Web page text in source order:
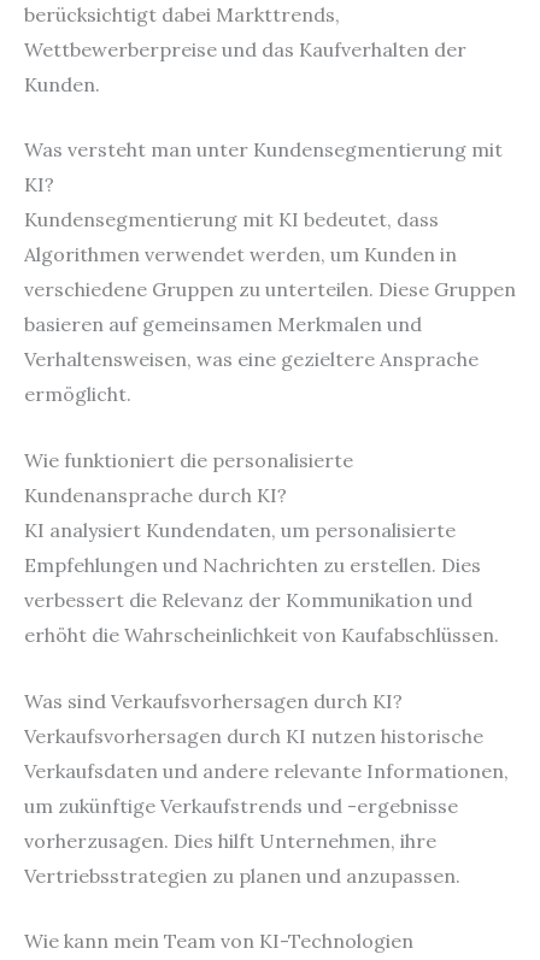
berücksichtigt dabei Markttrends,
Wettbewerberpreise und das Kaufverhalten der
Kunden.
Was versteht man unter Kundensegmentierung mit
KI?
Kundensegmentierung mit KI bedeutet, dass
Algorithmen verwendet werden, um Kunden in
verschiedene Gruppen zu unterteilen. Diese Gruppen
basieren auf gemeinsamen Merkmalen und
Verhaltensweisen, was eine gezieltere Ansprache
ermöglicht.
Wie funktioniert die personalisierte
Kundenansprache durch KI?
KI analysiert Kundendaten, um personalisierte
Empfehlungen und Nachrichten zu erstellen. Dies
verbessert die Relevanz der Kommunikation und
erhöht die Wahrscheinlichkeit von Kaufabschlüssen.
Was sind Verkaufsvorhersagen durch KI?
Verkaufsvorhersagen durch KI nutzen historische
Verkaufsdaten und andere relevante Informationen,
um zukünftige Verkaufstrends und -ergebnisse
vorherzusagen. Dies hilft Unternehmen, ihre
Vertriebsstrategien zu planen und anzupassen.
Wie kann mein Team von KI-Technologien